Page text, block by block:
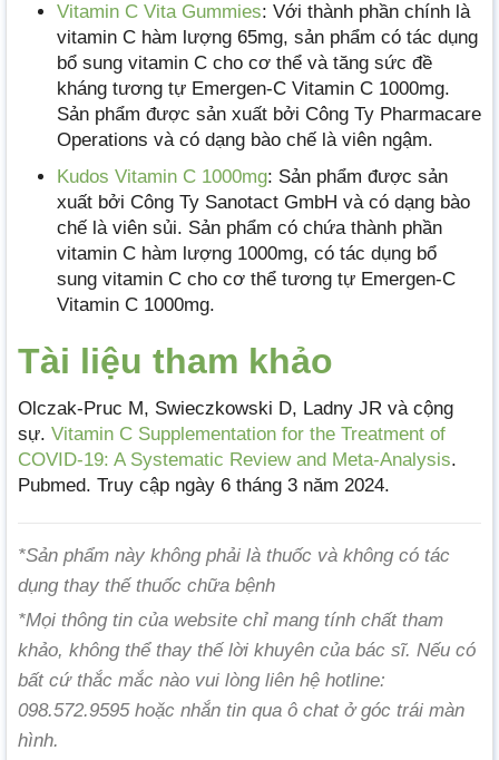
Vitamin C Vita Gummies: Với thành phần chính là
vitamin C hàm lượng 65mg, sản phẩm có tác dụng
bổ sung vitamin C cho cơ thể và tăng sức đề
kháng tương tự Emergen-C Vitamin C 1000mg.
Sản phẩm được sản xuất bởi Công Ty Pharmacare
Operations và có dạng bào chế là viên ngậm.
Kudos Vitamin C 1000mg: Sản phẩm được sản
xuất bởi Công Ty Sanotact GmbH và có dạng bào
chế là viên sủi. Sản phẩm có chứa thành phần
vitamin C hàm lượng 1000mg, có tác dụng bổ
sung vitamin C cho cơ thể tương tự Emergen-C
Vitamin C 1000mg.
Tài liệu tham khảo
Olczak-Pruc M, Swieczkowski D, Ladny JR và cộng
sự. Vitamin C Supplementation for the Treatment of
COVID-19: A Systematic Review and Meta-Analysis.
Pubmed. Truy cập ngày 6 tháng 3 năm 2024.
*Sản phẩm này không phải là thuốc và không có tác
dụng thay thế thuốc chữa bệnh
*Mọi thông tin của website chỉ mang tính chất tham
khảo, không thể thay thế lời khuyên của bác sĩ. Nếu có
bất cứ thắc mắc nào vui lòng liên hệ hotline:
098.572.9595 hoặc nhắn tin qua ô chat ở góc trái màn
hình.